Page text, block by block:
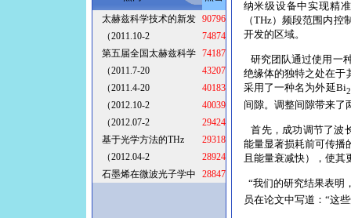
太赫兹科学技术的新发 90796
（2011.10-2
74874
第五届全国太赫兹科学 74187
（2011.7-20
43207
（2011.4-20
40183
（2012.10-2
40039
（2012.07-2
29424
基于光学方法的THz
29318
（2012.04-2
28924
石墨烯在微波光子学中
28847
纳米级设备中实现精
（THz）频段范围内
开发的区域。
研究团队通过使用一
绝缘体的独特之处在于
采用了一种名为外延Bi2
间隙。调整间隙带来了
首先，成功调节了波
能量显著损耗前可传播
且能量衰减快），使其
“我们的研究结果表明
员在论文中写道：“这